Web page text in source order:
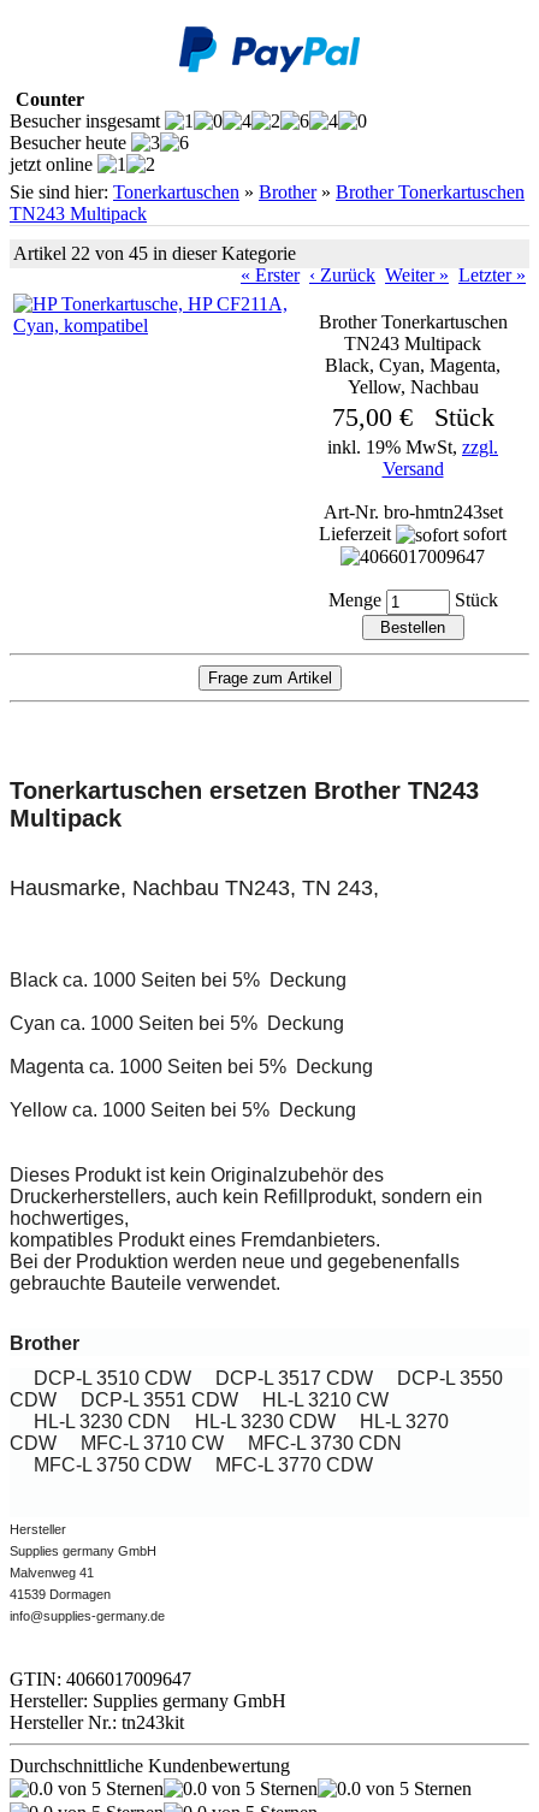
Counter
Besucher insgesamt
Besucher heute
jetzt online
Sie sind hier: Tonerkartuschen » Brother» Brother Tonerkartuschen
TN243 Multipack
Artikel 22 von 45 in dieser Kategorie
« Erster ‹ Zurück Weiter » Letzter »
Brother Tonerkartuschen
TN243 Multipack
Black, Cyan, Magenta,
Yellow, Nachbau
75,00 € Stück
inkl. 19% MwSt, zzgl.
Versand
Art-Nr. bro-hmtn243set
Lieferzeit
sofort
Menge Stück
Tonerkartuschen ersetzen Brother TN243
Multipack
Hausmarke, Nachbau TN243, TN 243,
Black ca. 1000 Seiten bei 5% Deckung
Cyan ca. 1000 Seiten bei 5% Deckung
Magenta ca. 1000 Seiten bei 5% Deckung
Yellow ca. 1000 Seiten bei 5% Deckung
Dieses Produkt ist kein Originalzubehör des
Druckerherstellers, auch kein Refillprodukt, sondern ein
hochwertiges,
kompatibles Produkt eines Fremdanbieters.
Bei der Produktion werden neue und gegebenenfalls
gebrauchte Bauteile verwendet.
Brother
DCP-L 3510 CDW
DCP-L 3517 CDW
DCP-L 3550
CDW
DCP-L 3551 CDW
HL-L 3210 CW
HL-L 3230 CDN
HL-L 3230 CDW
HL-L 3270
CDW
MFC-L 3710 CW
MFC-L 3730 CDN
MFC-L 3750 CDW
MFC-L 3770 CDW
Hersteller
Supplies germany GmbH
Malvenweg 41
41539 Dormagen
info@supplies-germany.de
GTIN: 4066017009647
Hersteller: Supplies germany GmbH
Hersteller Nr.: tn243kit
Durchschnittliche Kundenbewertung